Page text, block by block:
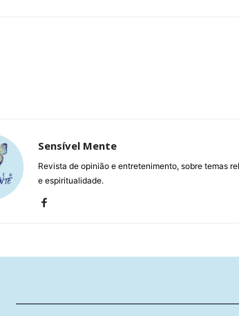
Sensível Mente
Revista de opinião e entretenimento, sobre temas
e espiritualidade.